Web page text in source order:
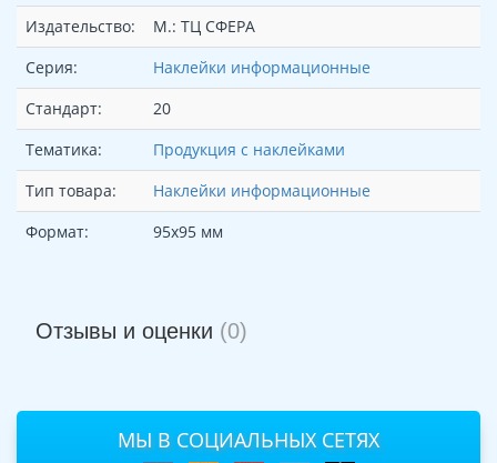
Издательство:
М.: ТЦ СФЕРА
Серия:
Наклейки информационные
Стандарт:
20
Тематика:
Продукция с наклейками
Тип товара:
Наклейки информационные
Формат:
95х95 мм
Отзывы и оценки (0)
МЫ В СОЦИАЛЬНЫХ СЕТЯХ